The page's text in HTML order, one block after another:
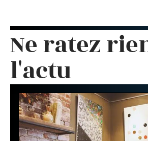
Ne ratez
l'actu